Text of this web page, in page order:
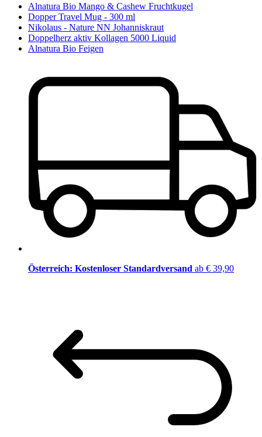
Alnatura Bio Mango & Cashew Fruchtkugel
Dopper Travel Mug - 300 ml
Nikolaus - Nature NN Johanniskraut
Doppelherz aktiv Kollagen 5000 Liquid
Alnatura Bio Feigen
Österreich: Kostenloser Standardversand ab € 39,90